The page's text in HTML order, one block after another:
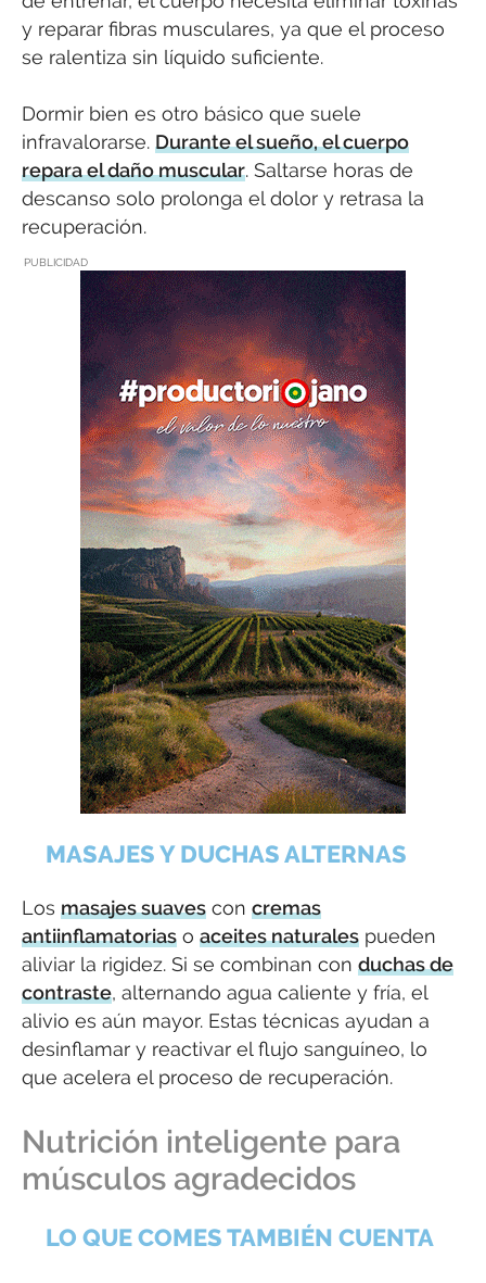
y reparar fibras musculares, ya que el proceso
se ralentiza sin líquido suficiente.
Dormir bien es otro básico que suele
infravalorarse. Durante el sueño, el cuerpo
repara el daño muscular. Saltarse horas de
descanso solo prolonga el dolor y retrasa la
recuperación.
PUBLICIDAD
MASAJES Y DUCHAS ALTERNAS
Los masajes suaves con cremas
antiinflamatorias o aceites naturales pueden
aliviar la rigidez. Si se combinan con duchas de
contraste, alternando agua caliente y fría, el
alivio es aún mayor. Estas técnicas ayudan a
desinflamar y reactivar el flujo sanguíneo, lo
que acelera el proceso de recuperación.
Nutrición inteligente para
músculos agradecidos
LO QUE COMES TAMBIÉN CUENTA